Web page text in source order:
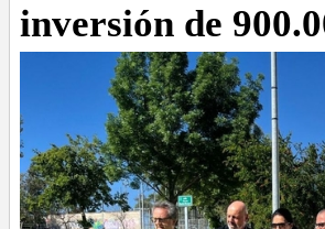
inversión de